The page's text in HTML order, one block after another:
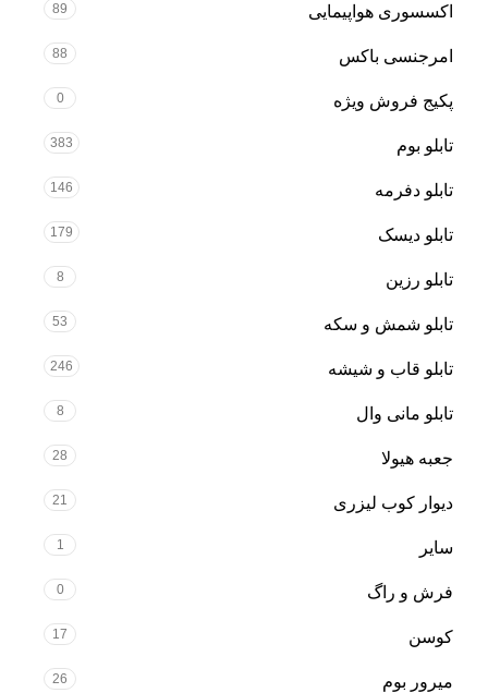
اکسسوری هواپیمایی 89
امرجنسی باکس 88
پکیج فروش ویژه 0
تابلو بوم 383
تابلو دفرمه 146
تابلو دیسک 179
تابلو رزین 8
تابلو شمش و سکه 53
تابلو قاب و شیشه 246
تابلو مانی وال 8
جعبه هیولا 28
دیوار کوب لیزری 21
سایر 1
فرش و راگ 0
کوسن 17
میرور بوم 26